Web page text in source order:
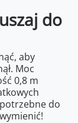
do
aby
Moc
0,8 m
do